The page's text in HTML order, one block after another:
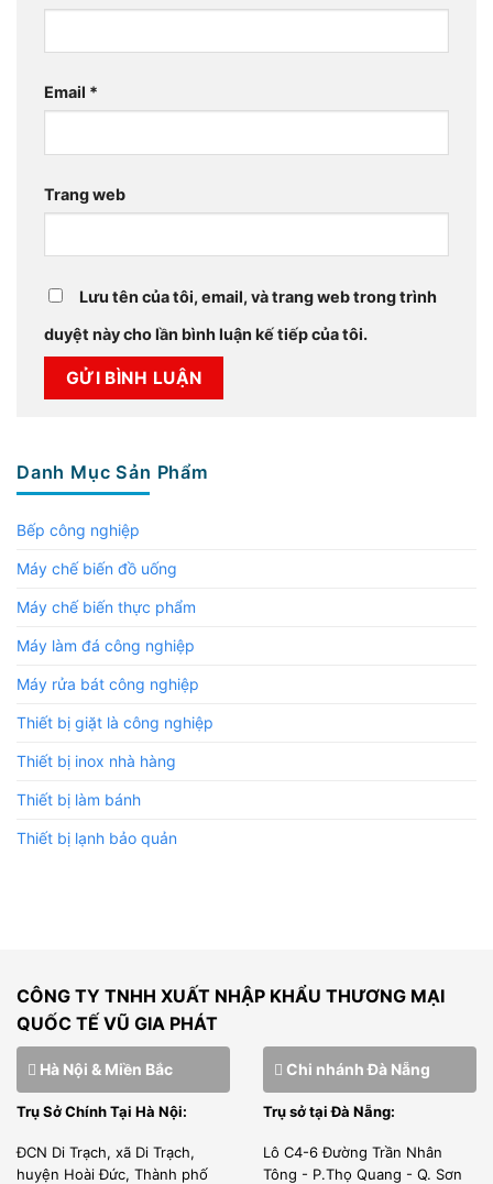
Email *
Trang web
Lưu tên của tôi, email, và trang web trong trình
duyệt này cho lần bình luận kế tiếp của tôi.
Danh Mục Sản Phẩm
Bếp công nghiệp
Máy chế biến đồ uống
Máy chế biến thực phẩm
Máy làm đá công nghiệp
Máy rửa bát công nghiệp
Thiết bị giặt là công nghiệp
Thiết bị inox nhà hàng
Thiết bị làm bánh
Thiết bị lạnh bảo quản
CÔNG TY TNHH XUẤT NHẬP KHẨU THƯƠNG MẠI
QUỐC TẾ VŨ GIA PHÁT
Hà Nội & Miền Bắc
Trụ Sở Chính Tại Hà Nội:
ĐCN Di Trạch, xã Di Trạch,
huyện Hoài Đức, Thành phố
Chi nhánh Đà Nẵng
Trụ sở tại Đà Nẵng:
Lô C4-6 Đường Trần Nhân
Tông - P.Thọ Quang - Q. Sơn